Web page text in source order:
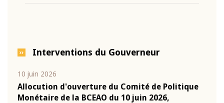
Interventions du Gouverneur
10 juin 2026
Allocution d'ouverture du Comité de Politique
Monétaire de la BCEAO du 10 juin 2026,